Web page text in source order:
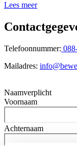
Lees meer
Telefoonnummer:
Mailadres:
Naamverplicht
Voornaam
Achternaam